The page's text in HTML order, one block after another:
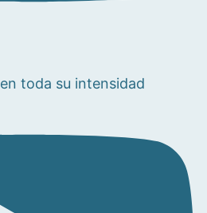
toda su intensidad